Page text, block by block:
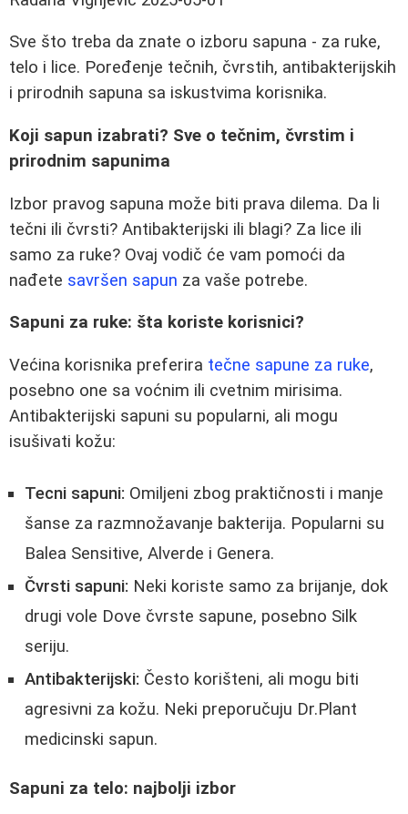
Sve što treba da znate o izboru sapuna - za ruke,
telo i lice. Poređenje tečnih, čvrstih, antibakterijskih
i prirodnih sapuna sa iskustvima korisnika.
Koji sapun izabrati? Sve o tečnim, čvrstim i
prirodnim sapunima
Izbor pravog sapuna može biti prava dilema. Da li
tečni ili čvrsti? Antibakterijski ili blagi? Za lice ili
samo za ruke? Ovaj vodič će vam pomoći da
nađete savršen sapun za vaše potrebe.
Sapuni za ruke: šta koriste korisnici?
Većina korisnika preferira tečne sapune za ruke,
posebno one sa voćnim ili cvetnim mirisima.
Antibakterijski sapuni su popularni, ali mogu
isušivati kožu:
Tecni sapuni: Omiljeni zbog praktičnosti i manje
šanse za razmnožavanje bakterija. Popularni su
Balea Sensitive, Alverde i Genera.
Čvrsti sapuni: Neki koriste samo za brijanje, dok
drugi vole Dove čvrste sapune, posebno Silk
seriju.
Antibakterijski: Često korišteni, ali mogu biti
agresivni za kožu. Neki preporučuju Dr.Plant
medicinski sapun.
Sapuni za telo: najbolji izbor